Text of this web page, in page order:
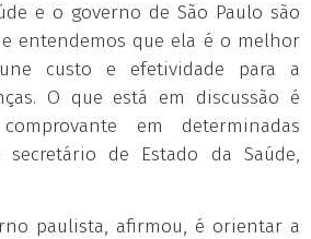
e o governo de São Paulo são
entendemos que ela é o melhor
custo e efetividade para a
O que está em discussão é
em determinadas
secretário de Estado da Saúde,
paulista, afirmou, é orientar a